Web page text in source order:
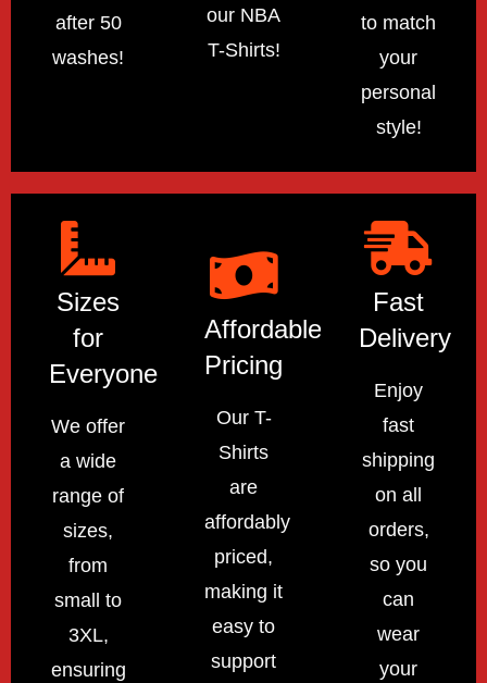
after 50
washes!
our NBA
T-Shirts!
to match
your
personal
style!
Sizes
for
Everyone
We offer
a wide
range of
sizes,
from
small to
3XL,
ensuring
Affordable
Pricing
Our T-
Shirts
are
affordably
priced,
making it
easy to
support
Fast
Delivery
Enjoy
fast
shipping
on all
orders,
so you
can
wear
your